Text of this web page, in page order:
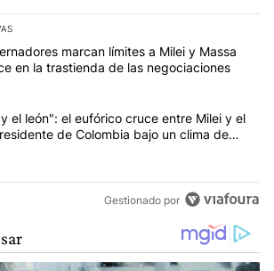
los artículos con más comentarios en los
con el título "Los gobernadores marcan
marcan límites a Milei y Massa
en la trastienda de las negociaciones
con el título ""El tigre y el león": el
el león": el eufórico cruce entre Milei y el
de Colombia bajo un clima de
Gestionado por